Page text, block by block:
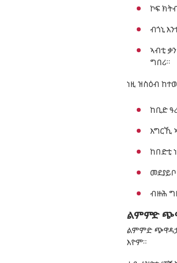
ኮፍ
ብጎኒ
ኣብቲ
ግበሪ።
ነዚ ዝስዕብ
ከቢድ
እግርኺ
ከበድቲ
ብዙሕ
ልምምድ
ልምምድ
እዮም።